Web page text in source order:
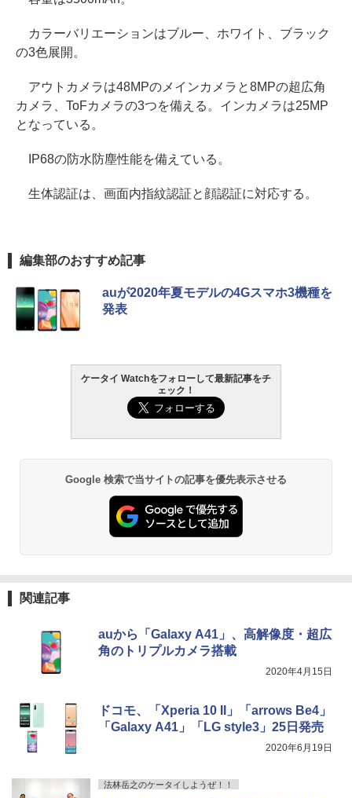
カラーバリエーションはブルー、ホワイト、ブラック
の3色展開。
アウトカメラは48MPのメインカメラと8MPの超広角
カメラ、ToFカメラの3つを備える。インカメラは25MP
となっている。
IP68の防水防塵性能を備えている。
生体認証は、画面内指紋認証と顔認証に対応する。
編集部のおすすめ記事
auが2020年夏モデルの4Gスマホ3機種を
発表
ケータイ Watchをフォローして最新記事をチ
ェック！
Google 検索で当サイトの記事を優先表示させる
関連記事
auから「Galaxy A41」、高解像度・超広
角のトリプルカメラ搭載
2020年4月15日
ドコモ、「Xperia 10 II」「arrows Be4」
「Galaxy A41」「LG style3」25日発売
2020年6月19日
法林岳之のケータイしようぜ！！